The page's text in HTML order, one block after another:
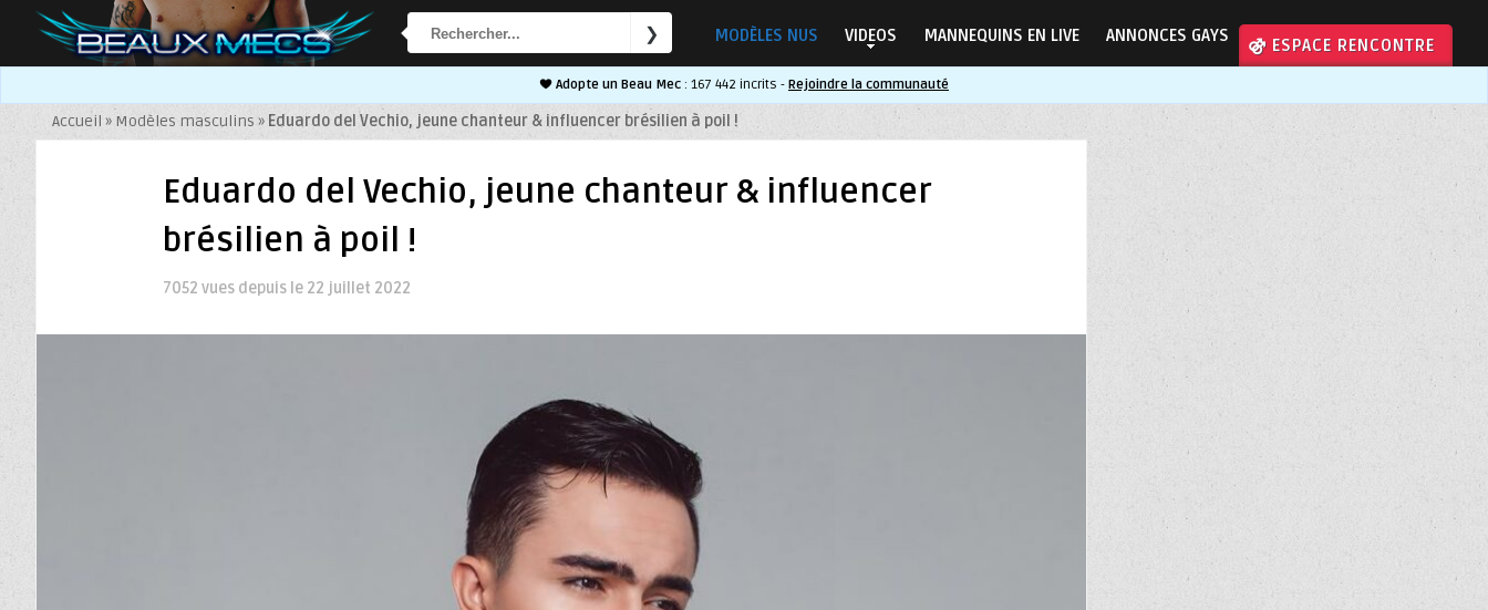
MODÈLES NUS VIDEOS MANNEQUINS EN LIVE ANNONCES GAYS ⚣ ESPACE RENCONTRE
Adopte un Beau Mec : 167 442 incrits - Rejoindre la communauté
Accueil » Modèles masculins » Eduardo del Vechio, jeune chanteur & influencer brésilien à poil !
Eduardo del Vechio, jeune chanteur & influencer
brésilien à poil !
7052 vues depuis le 22 juillet 2022